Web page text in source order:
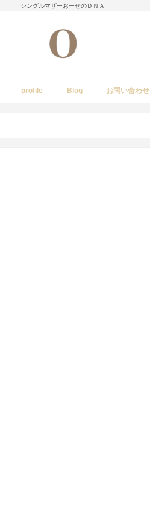
シングルマザーおーせのＤＮＡ
profile Blog お問い合わせ